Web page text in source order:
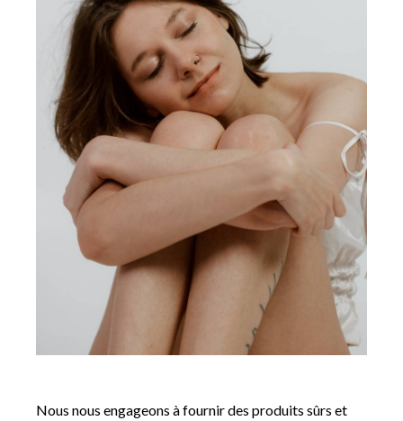
Nous nous engageons à fournir des produits sûrs et